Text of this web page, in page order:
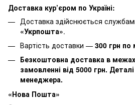
Доставка кур’єром по Україні:
Доставка здійснюється
«Укрпошта».
Вартість доставки — 300 грн по
Безкоштовна доставка в
замовленні від 5000 грн.
менеджера.
«Нова Пошта»